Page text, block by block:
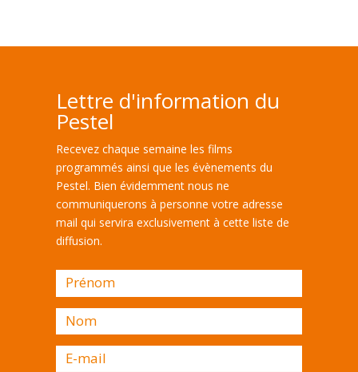
Lettre d'information du
Pestel
Recevez chaque semaine les films
programmés ainsi que les évènements du
Pestel. Bien évidemment nous ne
communiquerons à personne votre adresse
mail qui servira exclusivement à cette liste de
diffusion.